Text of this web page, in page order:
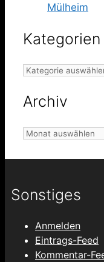
Mülheim
Kategorien
Kategorien
Archiv
Archiv
Sonstiges
Anmelden
Eintrags-Feed
Kommentar-